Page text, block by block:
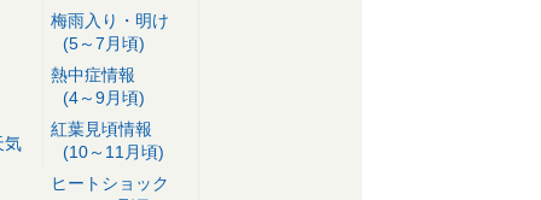
気
梅雨入り・明け
(5～7月頃)
熱中症情報
(4～9月頃)
紅葉見頃情報
(10～11月頃)
ヒートショック